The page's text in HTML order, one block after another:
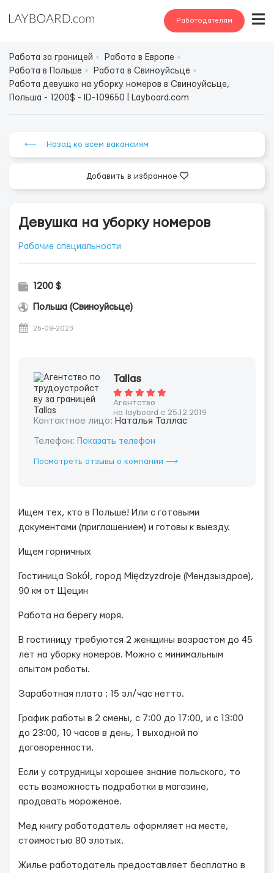
Работодателям
Работа за границей
Работа в Европе
Работа в Польше
Работа в Свиноуйсьце
Работа девушка на уборку номеров в Свиноуйсьце,
Польша - 1200$ - ID-109650 | Layboard.com
⟵ Назад ко всем вакансиям
Добавить в избранное
Девушка на уборку номеров
Рабочие специальности
1200 $
Польша (Свиноуйсьце)
26-09-2023
Tallas
Агентство
на layboard с 25.12.2019
Контактное лицо: Наталья Таллас
Телефон: Показать телефон
Посмотреть отзывы о компании ⟶
Ищем тех, кто в Польше! Или с готовыми
документами (приглашением) и готовы к выезду.
Ищем горничных
Гостиница Sokół, город Międzyzdroje (Мендзыздрое),
90 км от Щецин
Работа на берегу моря.
В гостиницу требуются 2 женщины возрастом до 45
лет на уборку номеров. Можно с минимальным
опытом работы.
Заработная плата : 15 зл/час нетто.
График работы в 2 смены, с 7:00 до 17:00, и с 13:00
до 23:00, 10 часов в день, 1 выходной по
договоренности.
Если у сотрудницы хорошее знание польского, то
есть возможность подработки в магазине,
продавать мороженое.
Мед книгу работодатель оформляет на месте,
стоимостью 80 злотых.
Жилье работодатель предоставляет бесплатно в